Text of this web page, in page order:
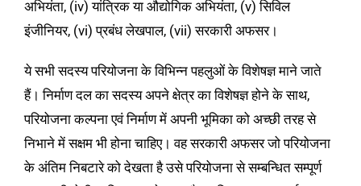
अभियंता, (iv) यांत्रिक या औद्योगिक अभियंता, (v) सिविल
इंजीनियर, (vi) प्रबंध लेखपाल, (vii) सरकारी अफसर।
ये सभी सदस्य परियोजना के विभिन्न पहलुओं के विशेषज्ञ माने जाते
हैं। निर्माण दल का सदस्य अपने क्षेत्र का विशेषज्ञ होने के साथ,
परियोजना कल्पना एवं निर्माण में अपनी भूमिका को अच्छी तरह से
निभाने में सक्षम भी होना चाहिए। वह सरकारी अफसर जो परियोजना
के अंतिम निबटारे को देखता है उसे परियोजना से सम्बन्धित सम्पूर्ण